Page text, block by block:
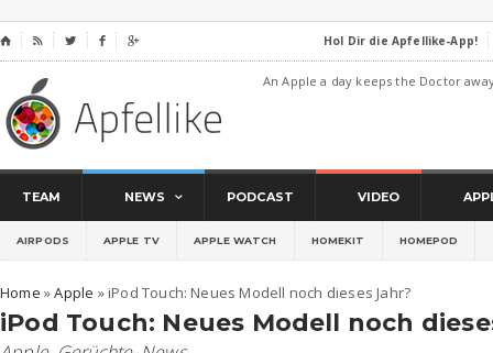
⌂     Hol Dir die Apfellike-App!
An Apple a day keeps the Doctor
TEAM NEWS PODCAST VIDEO
AIRPODS APPLE TV APPLE WATCH HOMEKIT HOMEPOD
Home »Apple » iPod Touch: Neues Modell noch dieses Jahr?
iPod Touch: Neues Modell noch